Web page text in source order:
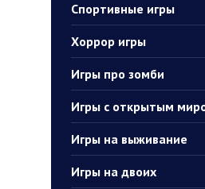
Спортивные игры
Хоррор игры
Игры про зомби
Игры с открытым
Игры на выживание
Игры на двоих